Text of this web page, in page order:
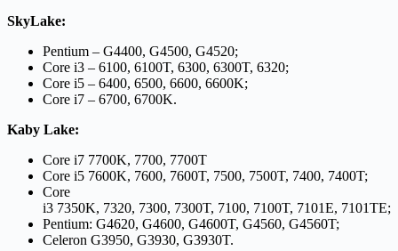
SkyLake:
Pentium – G4400, G4500, G4520;
Core i3 – 6100, 6100T, 6300, 6300T, 6320;
Core i5 – 6400, 6500, 6600, 6600K;
Core i7 – 6700, 6700K.
Kaby Lake:
Core i7 7700K, 7700, 7700T
Core i5 7600K, 7600, 7600T, 7500, 7500T, 7400, 7400T;
Core
i3 7350K, 7320, 7300, 7300T, 7100, 7100T, 7101E, 7101TE;
Pentium: G4620, G4600, G4600T, G4560, G4560T;
Celeron G3950, G3930, G3930T.